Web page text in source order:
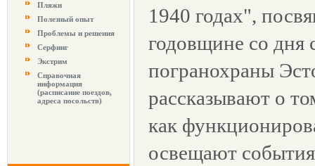
Пляжи
Полезный опыт
Проблемы и решения
Серфинг
Экстрим
Справочная
информация
(расписание поездов,
адреса посольств)
1940 годах",
годовщине со дня
погранохраны
рассказывают о
как
освещают